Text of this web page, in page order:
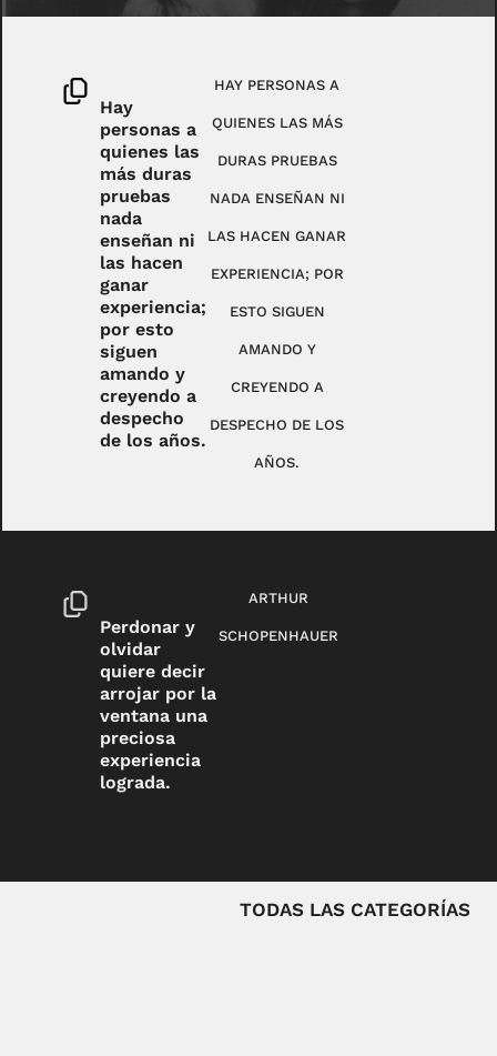
Hay
personas a
quienes las
más duras
pruebas
nada
enseñan ni
las hacen
ganar
experiencia;
por esto
siguen
amando y
creyendo a
despecho
de los años.
HAY PERSONAS A
QUIENES LAS MÁS
DURAS PRUEBAS
NADA ENSEÑAN NI
LAS HACEN GANAR
EXPERIENCIA; POR
ESTO SIGUEN
AMANDO Y
CREYENDO A
DESPECHO DE LOS
AÑOS.
Perdonar y
olvidar
quiere decir
arrojar por la
ventana una
preciosa
experiencia
lograda.
ARTHUR
SCHOPENHAUER
TODAS LAS CATEGORÍAS